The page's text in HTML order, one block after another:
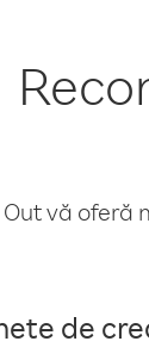
vă oferă
de